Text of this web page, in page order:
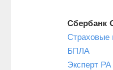
Сбербанк
Страховые
БПЛА
Эксперт